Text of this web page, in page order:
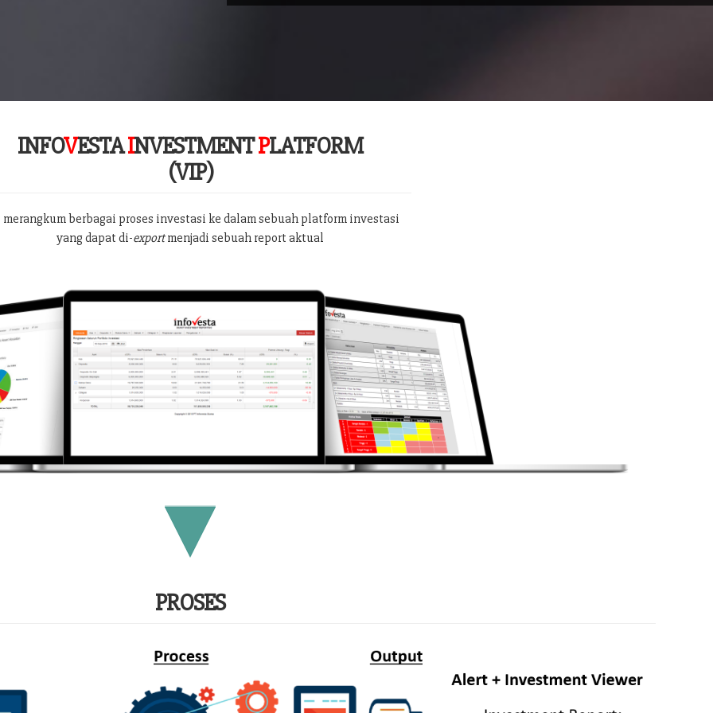
INFOVESTAINVESTMENTPLATFORM
(VIP)
merangkum berbagai proses investasi ke dalam sebuah platform investasi
yang dapat di-exportmenjadi sebuah report aktual
PROSES